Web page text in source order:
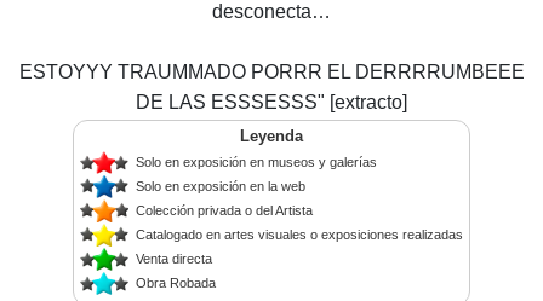
desconecta…
ESTOYYY TRAUMMADO PORRR EL DERRRRUMBEEE
DE LAS ESSSESSS" [extracto]
Leyenda
Solo en exposición en museos y galerías
Solo en exposición en la web
Colección privada o del Artista
Catalogado en artes visuales o exposiciones realizadas
Venta directa
Obra Robada